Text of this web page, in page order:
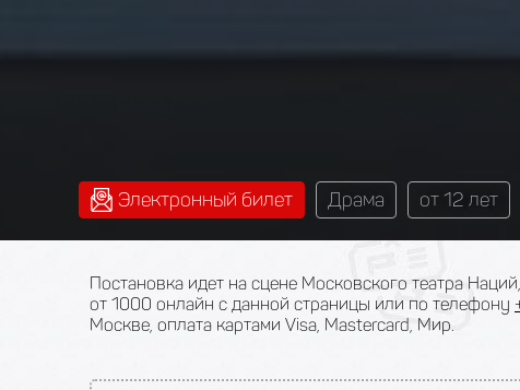
Электронный билет Драма от 12 лет
Постановка идет на сцене Московского театра
от 1000 онлайн с данной страницы или по телефону
Москве, оплата картами Visa, Mastercard, Мир.